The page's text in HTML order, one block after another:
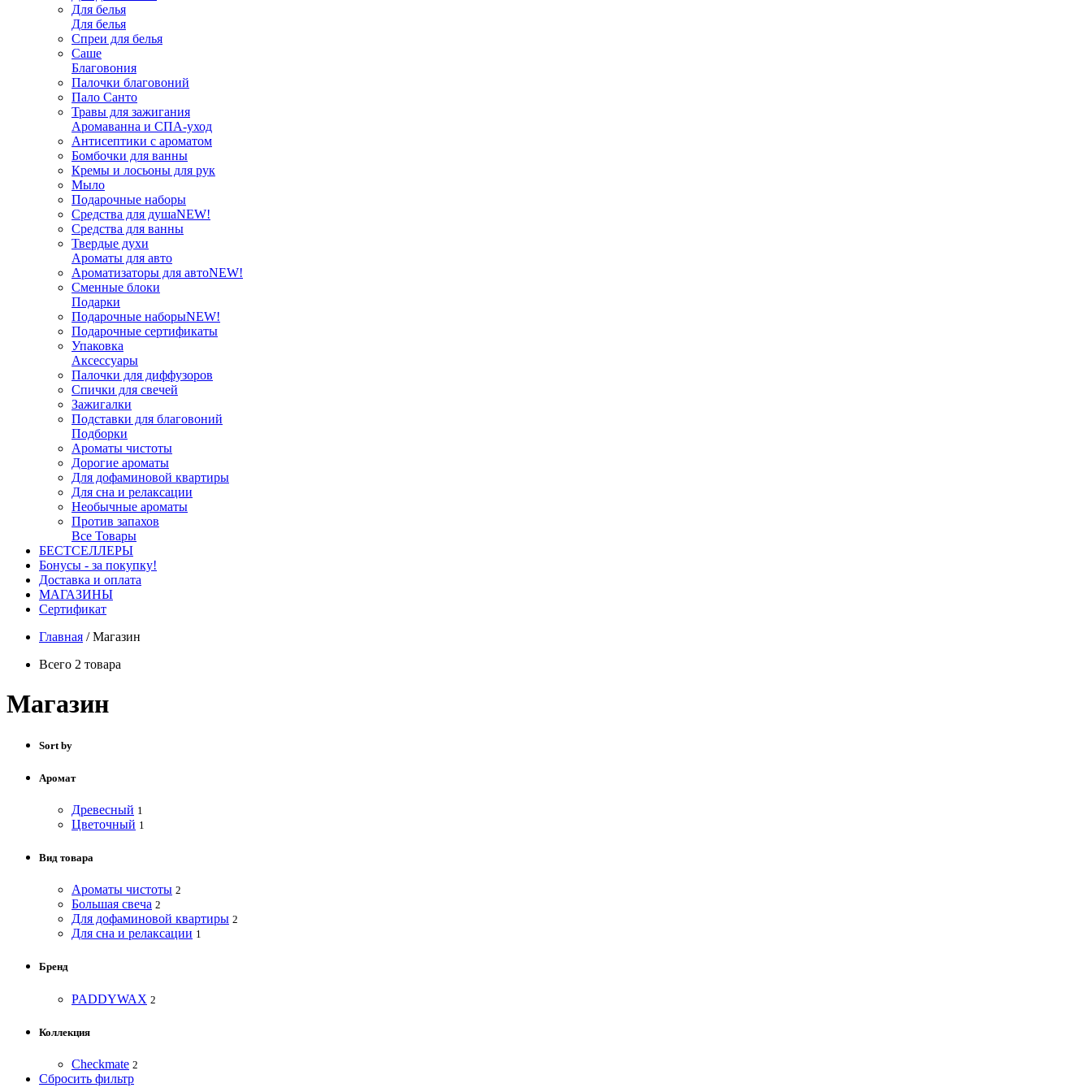
Для белья
Для белья
Спреи для белья
Саше
Благовония
Палочки благовоний
Пало Санто
Травы для зажигания
Аромаванна и СПА-уход
Антисептики с ароматом
Бомбочки для ванны
Кремы и лосьоны для рук
Мыло
Подарочные наборы
Средства для душаNEW!
Средства для ванны
Твердые духи
Ароматы для авто
Ароматизаторы для автоNEW!
Сменные блоки
Подарки
Подарочные наборыNEW!
Подарочные сертификаты
Упаковка
Аксессуары
Палочки для диффузоров
Спички для свечей
Зажигалки
Подставки для благовоний
Подборки
Ароматы чистоты
Дорогие ароматы
Для дофаминовой квартиры
Для сна и релаксации
Необычные ароматы
Против запахов
Все Товары
БЕСТСЕЛЛЕРЫ
Бонусы - за покупку!
Доставка и оплата
МАГАЗИНЫ
Cертификат
Главная /Магазин
Всего 2 товара
Магазин
Sort by
Аромат
Древесный 1
Цветочный 1
Вид товара
Ароматы чистоты 2
Большая свеча 2
Для дофаминовой квартиры 2
Для сна и релаксации 1
Бренд
PADDYWAX 2
Коллекция
Checkmate 2
Сбросить фильтр